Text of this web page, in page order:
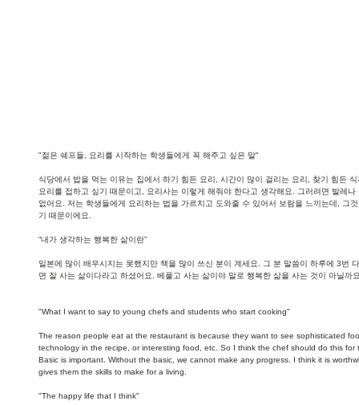
"젊은 쉐프들, 요리를 시작하는 학생들에게 꼭 해주고 싶은 말"
식당에서 밥을 먹는 이유는 집에서 하기 힘든 요리, 시간이 많이 걸리는 요리, 찾기 힘든
요리를 접하고 싶기 때문이고, 요리사는 이렇게 해줘야 한다고 생각해요. 그러려면 발레
없어요. 저는 학생들에게 요리하는 법을 가르치고 도와줄 수 있어서 보람을 느끼는데, 그
기 때문이에요.
“내가 생각하는 행복한 삶이란”
일본에 많이 배우시지는 못했지만 책을 많이 쓰신 분이 계세요. 그 분 말씀이 하루에 3번
면 잘 사는 삶이다라고 하셨어요. 베풀고 사는 삶이야 말로 행복한 삶을 사는 것이 아닐까
"What I want to say to young chefs and students who start cooking"
The reason people eat at the restaurant is because they want to see sophisticated
technology in the recipe, or interesting food, etc. So I think the chef should do this
Basic is important. Without the basic, we cannot make any progress. I think it is
gives them the skills to make for a living.
"The happy life that I think"